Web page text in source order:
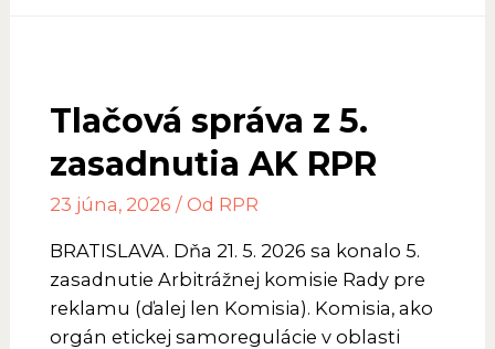
senátu
Tlačová správa z 5.
zasadnutia AK RPR
23 júna, 2026 / Od RPR
BRATISLAVA. Dňa 21. 5. 2026 sa konalo 5.
zasadnutie Arbitrážnej komisie Rady pre
reklamu (ďalej len Komisia). Komisia, ako
orgán etickej samoregulácie v oblasti